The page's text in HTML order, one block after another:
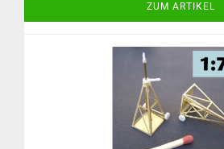
ZUM ARTIKEL